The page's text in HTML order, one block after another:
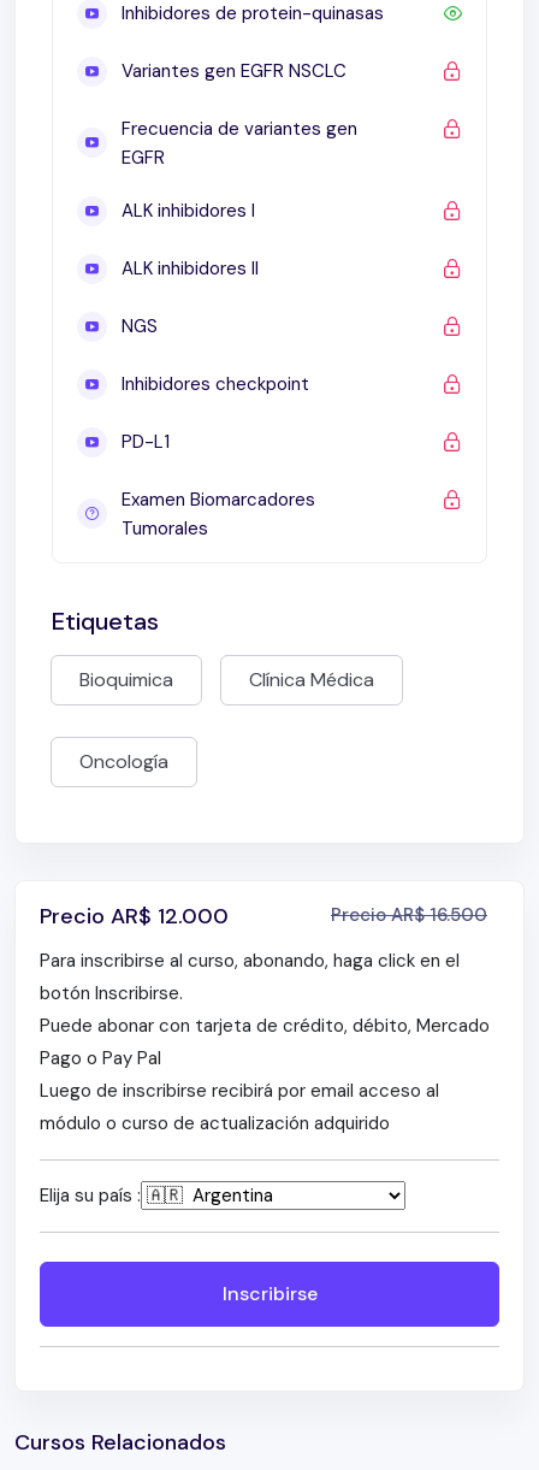
Inhibidores de protein-quinasas
Variantes gen EGFR NSCLC
Frecuencia de variantes gen
EGFR
ALK inhibidores I
ALK inhibidores II
NGS
Inhibidores checkpoint
PD-L1
Examen Biomarcadores
Tumorales
Etiquetas
Bioquimica Clínica Médica
Oncología
Precio AR$ 12.000 PrecioAR$16.500
Para inscribirse al curso, abonando, haga click en el
botón Inscribirse.
Puede abonar con tarjeta de crédito, débito, Mercado
Pago o Pay Pal
Luego de inscribirse recibirá por email acceso al
módulo o curso de actualización adquirido
Elija su país :
Inscribirse
Cursos Relacionados